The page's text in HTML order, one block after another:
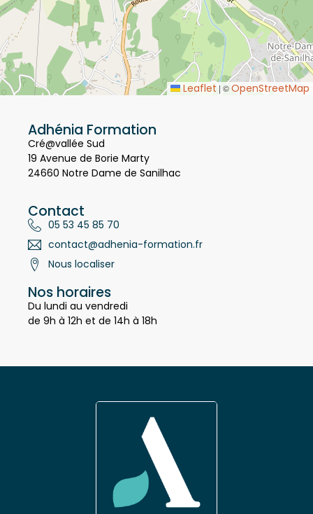
Adhénia Formation
Cré@vallée Sud
19 Avenue de Borie Marty
Contact
05 53 45 85 70
contact@adhenia-formation.fr
Nos horaires
Du lundi au vendredi